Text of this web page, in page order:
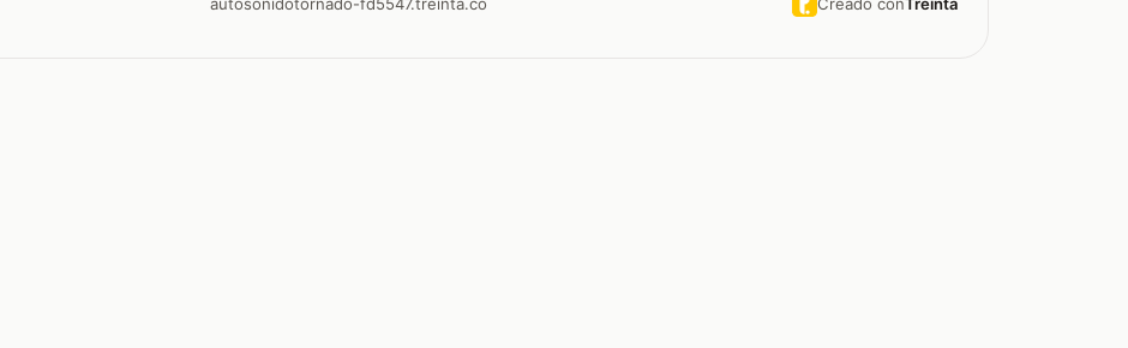
autosonidotornado-fd5547.treinta.co Creado conTreinta